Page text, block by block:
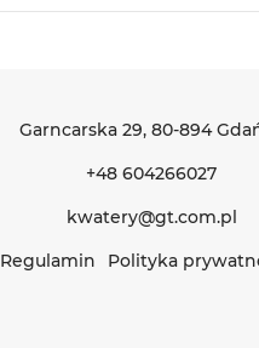
Garncarska 29, 80-894
+48 604266027
kwatery@gt.com.pl
Regulamin
Polityka